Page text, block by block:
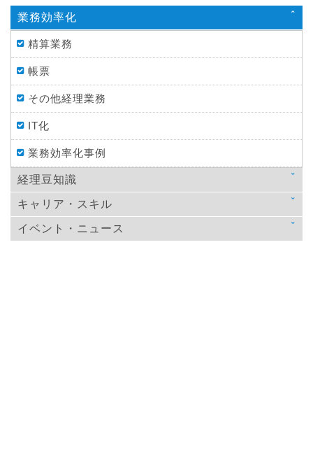
業務効率化
精算業務
帳票
その他経理業務
IT化
業務効率化事例
経理豆知識
法律
税金
キャリア・スキル
スキルアップ
イベント・ニュース